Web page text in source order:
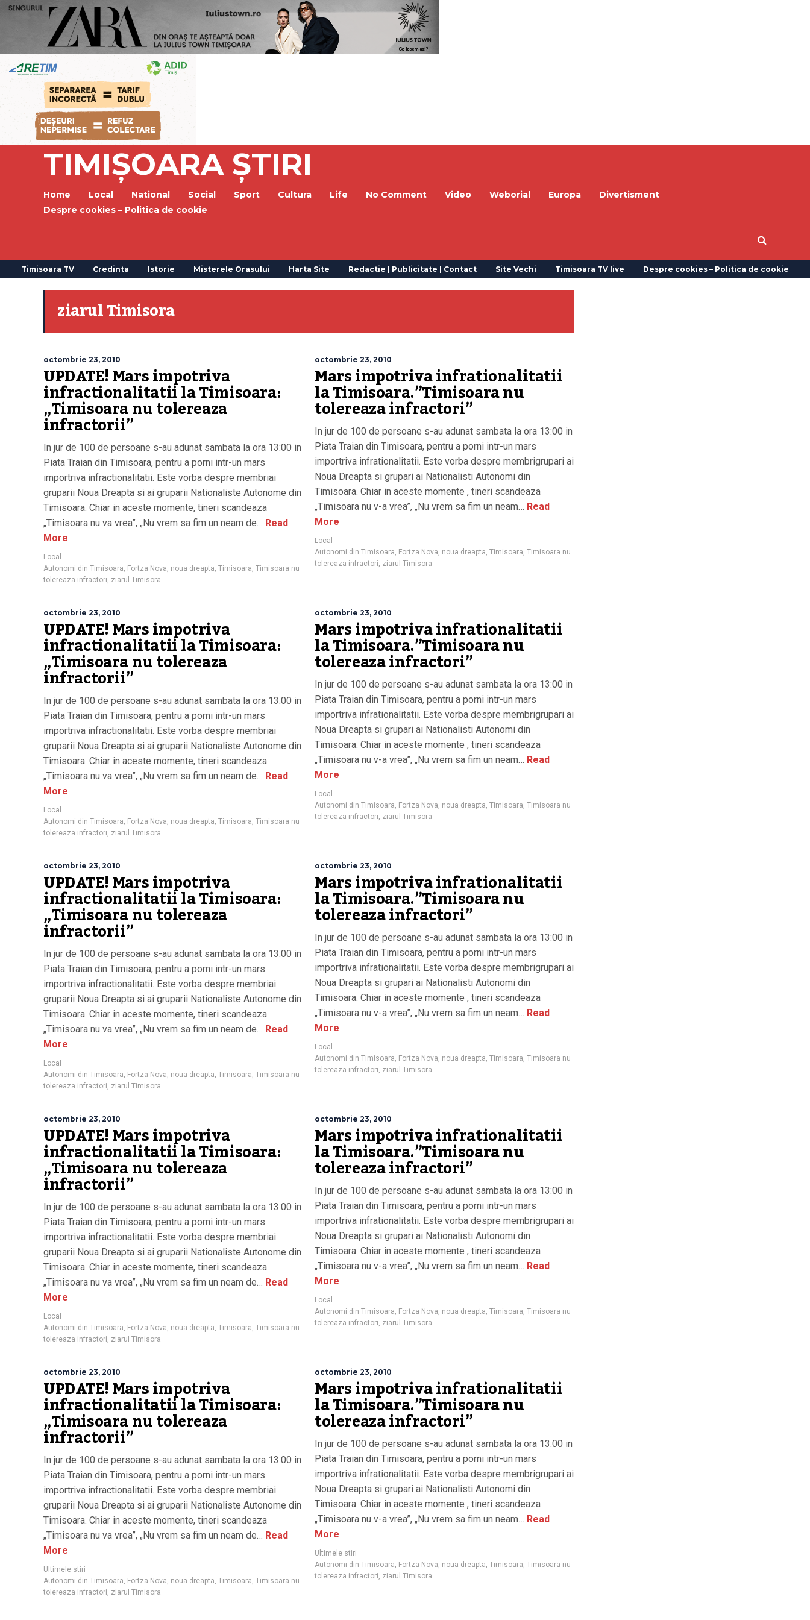
TIMIȘOARA ȘTIRI
Home Local National Social Sport Cultura Life No Comment Video Weborial Europa
Divertisment
Despre cookies – Politica de cookie
Timisoara TV Credinta Istorie Misterele Orasului Harta Site Redactie | Publicitate | Contact Site Vechi Timisoara TV live Despre cookies – Politica de cookie
ziarul Timisora
octombrie 23, 2010
UPDATE! Mars impotriva
infractionalitatii la Timisoara:
„Timisoara nu tolereaza
infractorii”
In jur de 100 de persoane s-au adunat sambata la ora 13:00 in
Piata Traian din Timisoara, pentru a porni intr-un mars
importriva infractionalitatii. Este vorba despre membriai
gruparii Noua Dreapta si ai gruparii Nationaliste Autonome din
Timisoara. Chiar in aceste momente, tineri scandeaza
„Timisoara nu va vrea”, „Nu vrem sa fim un neam de… Read
More
Local
Autonomi din Timisoara, Fortza Nova, noua dreapta, Timisoara, Timisoara nu
tolereaza infractori, ziarul Timisora
octombrie 23, 2010
Mars impotriva infrationalitatii
la Timisoara.”Timisoara nu
tolereaza infractori”
In jur de 100 de persoane s-au adunat sambata la ora 13:00 in
Piata Traian din Timisoara, pentru a porni intr-un mars
importriva infrationalitatii. Este vorba despre membrigrupari ai
Noua Dreapta si grupari ai Nationalisti Autonomi din
Timisoara. Chiar in aceste momente , tineri scandeaza
„Timisoara nu v-a vrea”, „Nu vrem sa fim un neam… Read
More
Local
Autonomi din Timisoara, Fortza Nova, noua dreapta, Timisoara, Timisoara nu
tolereaza infractori, ziarul Timisora
octombrie 23, 2010
UPDATE! Mars impotriva
infractionalitatii la Timisoara:
„Timisoara nu tolereaza
infractorii”
In jur de 100 de persoane s-au adunat sambata la ora 13:00 in
Piata Traian din Timisoara, pentru a porni intr-un mars
importriva infractionalitatii. Este vorba despre membriai
gruparii Noua Dreapta si ai gruparii Nationaliste Autonome din
Timisoara. Chiar in aceste momente, tineri scandeaza
„Timisoara nu va vrea”, „Nu vrem sa fim un neam de… Read
More
Local
Autonomi din Timisoara, Fortza Nova, noua dreapta, Timisoara, Timisoara nu
tolereaza infractori, ziarul Timisora
octombrie 23, 2010
Mars impotriva infrationalitatii
la Timisoara.”Timisoara nu
tolereaza infractori”
In jur de 100 de persoane s-au adunat sambata la ora 13:00 in
Piata Traian din Timisoara, pentru a porni intr-un mars
importriva infrationalitatii. Este vorba despre membrigrupari ai
Noua Dreapta si grupari ai Nationalisti Autonomi din
Timisoara. Chiar in aceste momente , tineri scandeaza
„Timisoara nu v-a vrea”, „Nu vrem sa fim un neam… Read
More
Local
Autonomi din Timisoara, Fortza Nova, noua dreapta, Timisoara, Timisoara nu
tolereaza infractori, ziarul Timisora
octombrie 23, 2010
UPDATE! Mars impotriva
infractionalitatii la Timisoara:
„Timisoara nu tolereaza
infractorii”
In jur de 100 de persoane s-au adunat sambata la ora 13:00 in
Piata Traian din Timisoara, pentru a porni intr-un mars
importriva infractionalitatii. Este vorba despre membriai
gruparii Noua Dreapta si ai gruparii Nationaliste Autonome din
Timisoara. Chiar in aceste momente, tineri scandeaza
„Timisoara nu va vrea”, „Nu vrem sa fim un neam de… Read
More
Local
Autonomi din Timisoara, Fortza Nova, noua dreapta, Timisoara, Timisoara nu
tolereaza infractori, ziarul Timisora
octombrie 23, 2010
Mars impotriva infrationalitatii
la Timisoara.”Timisoara nu
tolereaza infractori”
In jur de 100 de persoane s-au adunat sambata la ora 13:00 in
Piata Traian din Timisoara, pentru a porni intr-un mars
importriva infrationalitatii. Este vorba despre membrigrupari ai
Noua Dreapta si grupari ai Nationalisti Autonomi din
Timisoara. Chiar in aceste momente , tineri scandeaza
„Timisoara nu v-a vrea”, „Nu vrem sa fim un neam… Read
More
Local
Autonomi din Timisoara, Fortza Nova, noua dreapta, Timisoara, Timisoara nu
tolereaza infractori, ziarul Timisora
octombrie 23, 2010
UPDATE! Mars impotriva
infractionalitatii la Timisoara:
„Timisoara nu tolereaza
infractorii”
In jur de 100 de persoane s-au adunat sambata la ora 13:00 in
Piata Traian din Timisoara, pentru a porni intr-un mars
importriva infractionalitatii. Este vorba despre membriai
gruparii Noua Dreapta si ai gruparii Nationaliste Autonome din
Timisoara. Chiar in aceste momente, tineri scandeaza
„Timisoara nu va vrea”, „Nu vrem sa fim un neam de… Read
More
Local
Autonomi din Timisoara, Fortza Nova, noua dreapta, Timisoara, Timisoara nu
tolereaza infractori, ziarul Timisora
octombrie 23, 2010
Mars impotriva infrationalitatii
la Timisoara.”Timisoara nu
tolereaza infractori”
In jur de 100 de persoane s-au adunat sambata la ora 13:00 in
Piata Traian din Timisoara, pentru a porni intr-un mars
importriva infrationalitatii. Este vorba despre membrigrupari ai
Noua Dreapta si grupari ai Nationalisti Autonomi din
Timisoara. Chiar in aceste momente , tineri scandeaza
„Timisoara nu v-a vrea”, „Nu vrem sa fim un neam… Read
More
Local
Autonomi din Timisoara, Fortza Nova, noua dreapta, Timisoara, Timisoara nu
tolereaza infractori, ziarul Timisora
octombrie 23, 2010
UPDATE! Mars impotriva
infractionalitatii la Timisoara:
„Timisoara nu tolereaza
infractorii”
In jur de 100 de persoane s-au adunat sambata la ora 13:00 in
Piata Traian din Timisoara, pentru a porni intr-un mars
importriva infractionalitatii. Este vorba despre membriai
gruparii Noua Dreapta si ai gruparii Nationaliste Autonome din
Timisoara. Chiar in aceste momente, tineri scandeaza
„Timisoara nu va vrea”, „Nu vrem sa fim un neam de… Read
More
Ultimele stiri
Autonomi din Timisoara, Fortza Nova, noua dreapta, Timisoara, Timisoara nu
tolereaza infractori, ziarul Timisora
octombrie 23, 2010
Mars impotriva infrationalitatii
la Timisoara.”Timisoara nu
tolereaza infractori”
In jur de 100 de persoane s-au adunat sambata la ora 13:00 in
Piata Traian din Timisoara, pentru a porni intr-un mars
importriva infrationalitatii. Este vorba despre membrigrupari ai
Noua Dreapta si grupari ai Nationalisti Autonomi din
Timisoara. Chiar in aceste momente , tineri scandeaza
„Timisoara nu v-a vrea”, „Nu vrem sa fim un neam… Read
More
Ultimele stiri
Autonomi din Timisoara, Fortza Nova, noua dreapta, Timisoara, Timisoara nu
tolereaza infractori, ziarul Timisora